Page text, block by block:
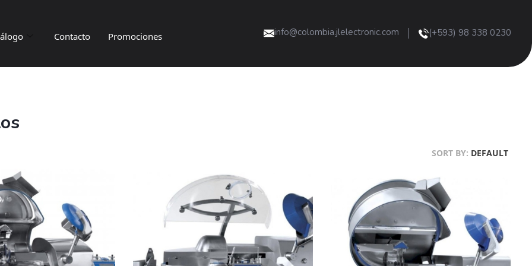
Contacto Promociones info@colombia.jlelectronic.com (+593) 98 338 0230
SORT BY: DEFAULT